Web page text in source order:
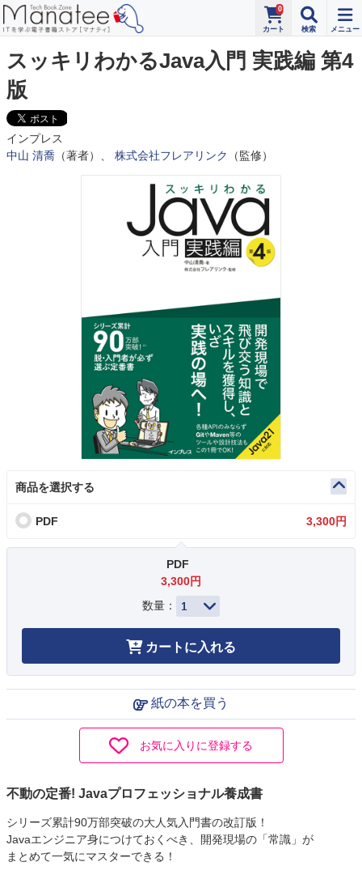
0
スッキリわかるJava入門 実践編 第4
版
インプレス
中山 清喬 （著者）、 株式会社フレアリンク （監修）
商品を選択する
PDF 3,300円
PDF
3,300円
数量：
カートに入れる
紙の本を買う
お気に入りに登録する
不動の定番! Javaプロフェッショナル養成書
シリーズ累計90万部突破の大人気入門書の改訂版！
Javaエンジニア身につけておくべき、開発現場の「常識」が
まとめて一気にマスターできる！